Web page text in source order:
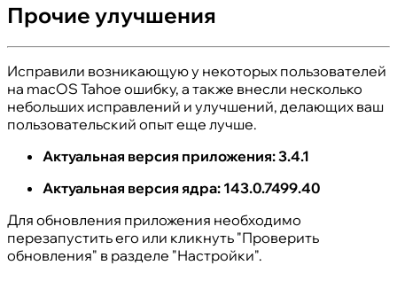
Прочие улучшения
Исправили возникающую у некоторых пользователей
на macOS Tahoe ошибку, а также внесли несколько
небольших исправлений и улучшений, делающих ваш
пользовательский опыт еще лучше.
Актуальная версия приложения: 3.4.1
Актуальная версия ядра: 143.0.7499.40
Для обновления приложения необходимо
перезапустить его или кликнуть "Проверить
обновления" в разделе "Настройки".